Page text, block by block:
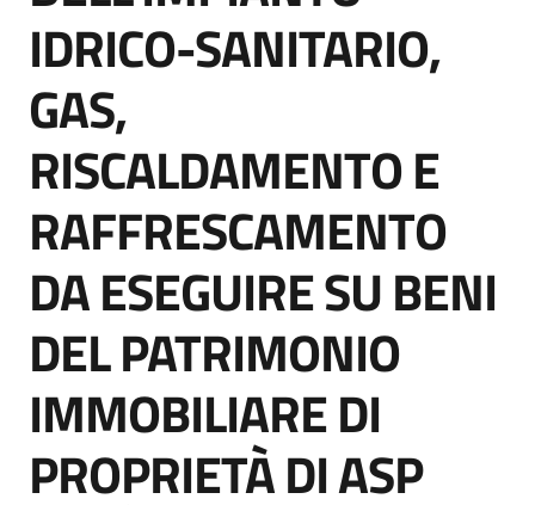
site
Seguici
su
IDRICO-SANITARIO,
GAS,
RISCALDAMENTO E
RAFFRESCAMENTO
DA ESEGUIRE SU BENI
DEL PATRIMONIO
IMMOBILIARE DI
PROPRIETÀ DI ASP